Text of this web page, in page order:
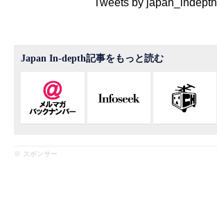
Japan In-depth記事をもっと読む
※ スポンサー